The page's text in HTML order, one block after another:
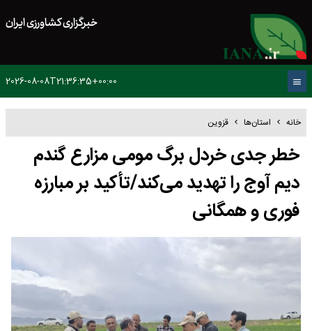
خبرگزاری کشاورزی ایران
2026-08-08T21:36:35+00:00
خانه استان‌ها قزوین
خطر جدی خردل برگ مومی مزارع گندم
دیم آوج را تهدید می‌کند/تأکید بر مبارزه
فوری و همگانی